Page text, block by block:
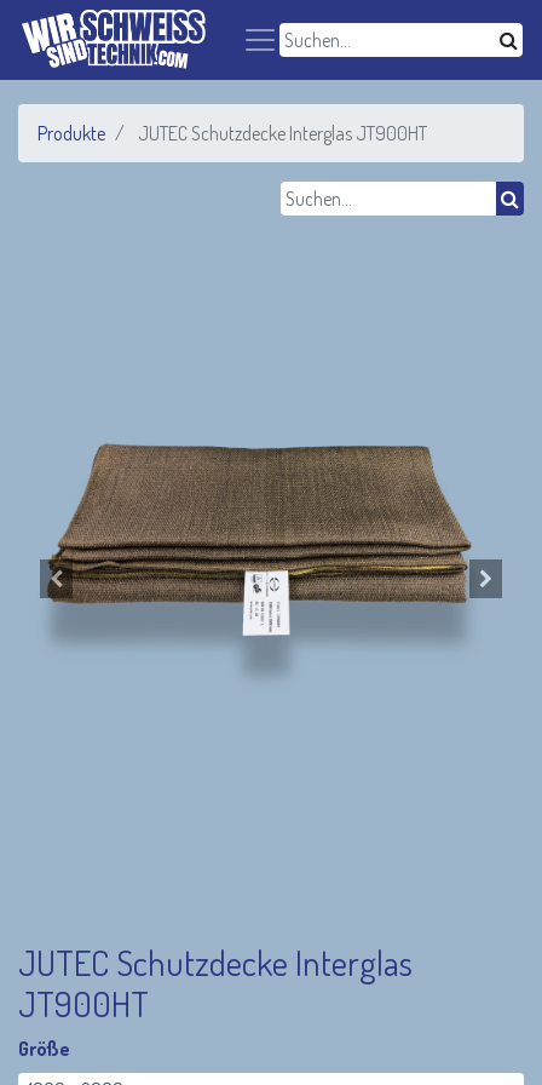
Produkte JUTEC Schutzdecke Interglas JT900HT
JUTEC Schutzdecke Interglas
JT900HT
Größe